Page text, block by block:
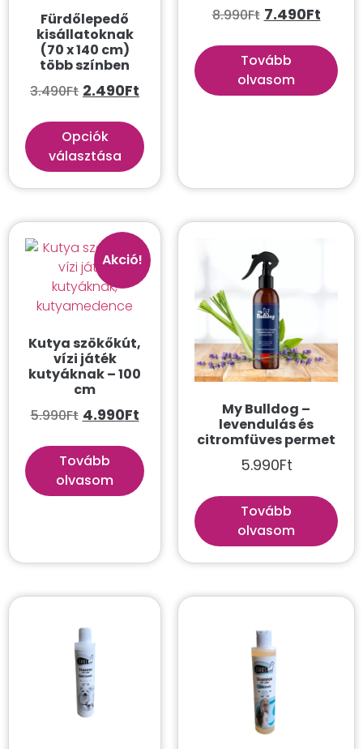
Fürdőlepedő
kisállatoknak
(70 x 140 cm)
több színben
3.490Ft 2.490Ft
Opciók
választása
8.990Ft 7.490Ft
Tovább
olvasom
Akció!
Kutya szökőkút,
vízi játék
kutyáknak – 100
cm
5.990Ft 4.990Ft
Tovább
olvasom
My Bulldog –
levendulás és
citromfüves permet
5.990Ft
Tovább
olvasom